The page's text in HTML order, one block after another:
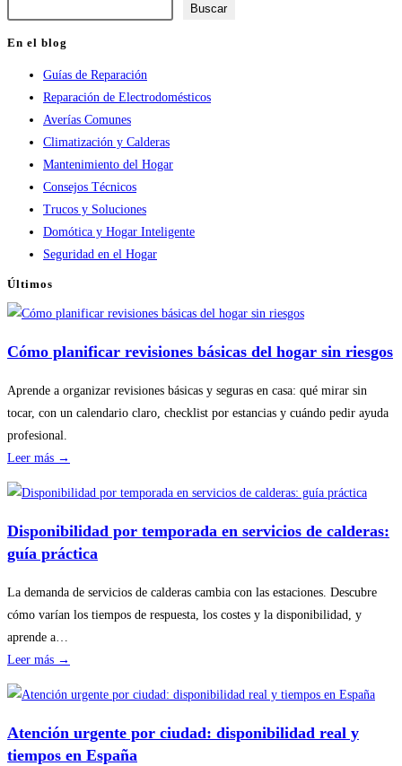
Buscar
En el blog
Guías de Reparación
Reparación de Electrodomésticos
Averías Comunes
Climatización y Calderas
Mantenimiento del Hogar
Consejos Técnicos
Trucos y Soluciones
Domótica y Hogar Inteligente
Seguridad en el Hogar
Últimos
Cómo planificar revisiones básicas del hogar sin riesgos
Aprende a organizar revisiones básicas y seguras en casa: qué mirar sin
tocar, con un calendario claro, checklist por estancias y cuándo pedir ayuda
profesional.
Leer más →
planificar
revisiones
básicas
hogar
sin
Disponibilidad por temporada en servicios de calderas:
guía práctica
La demanda de servicios de calderas cambia con las estaciones. Descubre
cómo varían los tiempos de respuesta, los costes y la disponibilidad, y
aprende a…
Leer más →
por
temporada
Atención urgente por ciudad: disponibilidad real y
tiempos en España